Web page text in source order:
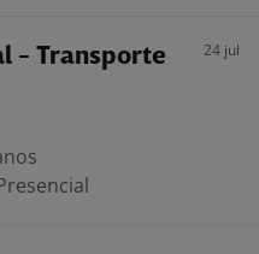
- Transporte 24 jul